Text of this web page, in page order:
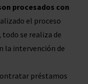
procesados con
el proceso
se realiza de
la intervención de
préstamos